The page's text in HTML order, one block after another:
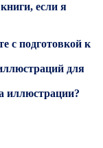
если я
с подготовкой к
для
иллюстрации?